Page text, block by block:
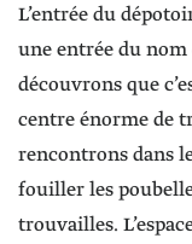
L’entrée du
une entrée du nom
découvrons que
centre énorme de
rencontrons dans
fouiller les
trouvailles.